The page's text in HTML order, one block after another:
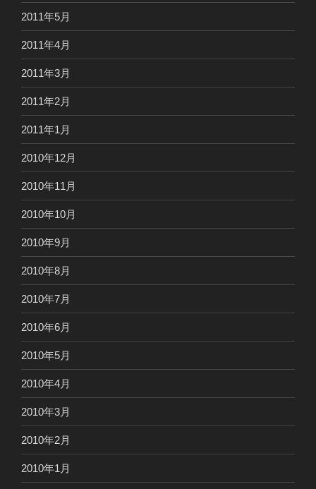
2011年5月
2011年4月
2011年3月
2011年2月
2011年1月
2010年12月
2010年11月
2010年10月
2010年9月
2010年8月
2010年7月
2010年6月
2010年5月
2010年4月
2010年3月
2010年2月
2010年1月